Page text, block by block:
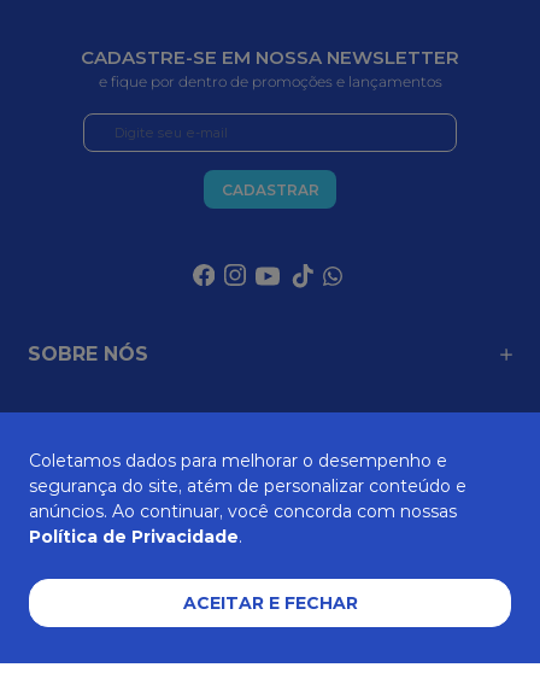
CADASTRE-SE EM NOSSA NEWSLETTER
e fique por dentro de promoções e lançamentos
CADASTRAR
SOBRE NÓS
ATENDIMENTO
AJUDA E SUPORTE
Coletamos dados para melhorar o desempenho e
segurança do site, atém de personalizar conteúdo e
anúncios. Ao continuar, você concorda com nossas
Política de Privacidade.
ACEITAR E FECHAR